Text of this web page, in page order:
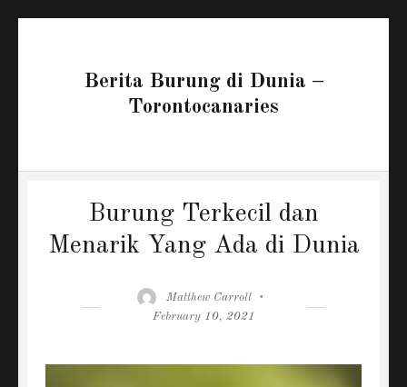
Berita Burung di Dunia –
Torontocanaries
Burung Terkecil dan
Menarik Yang Ada di Dunia
Author
Matthew Carroll
February 10, 2021